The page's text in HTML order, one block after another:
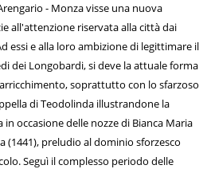
- Monza visse una nuova
all'attenzione riservata alla città dai
essi e alla loro ambizione di legittimare il
dei Longobardi, si deve la attuale forma
soprattutto con lo sfarzoso
di Teodolinda illustrandone la
in occasione delle nozze di Bianca Maria
(1441), preludio al dominio sforzesco
Seguì il complesso periodo delle